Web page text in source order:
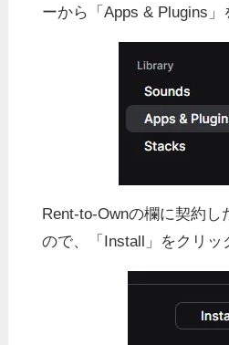
ーから「Apps & Plugins」
Rent-to-Ownの欄に契約し
ので、「Install」をクリッ